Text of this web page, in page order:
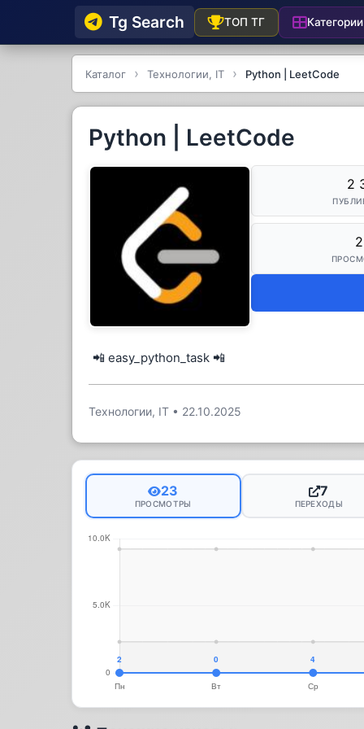
Tg Searсh ТОП ТГ Категории
Каталог Технологии, IT Python | LeetCode
Python | LeetCode
2
📲 easy_python_task 📲
Технологии, IT • 22.10.2025
23
ПРОСМОТРЫ
7
ПЕРЕХОДЫ